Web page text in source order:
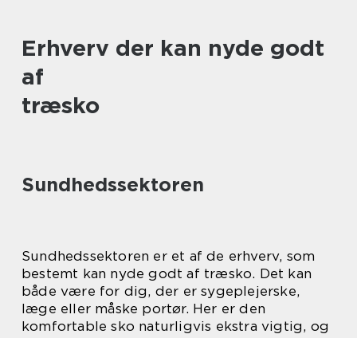
Erhverv der kan nyde godt
af
træsko
Sundhedssektoren
Sundhedssektoren er et af de erhverv, som
bestemt kan nyde godt af træsko. Det kan
både være for dig, der er sygeplejerske,
læge eller måske portør. Her er den
komfortable sko naturligvis ekstra vigtig, og